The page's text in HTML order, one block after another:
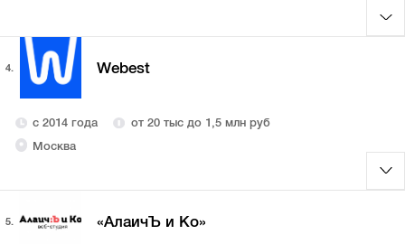
4. Webest
с 2014 года
от 20 тыс до 1,5 млн руб
Москва
5. «АлаичЪ и Ко»